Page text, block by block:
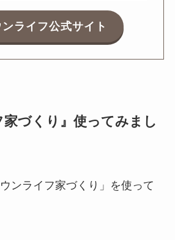
ンライフ公式サイト
家づくり』使ってみまし
ンライフ家づくり」を使って